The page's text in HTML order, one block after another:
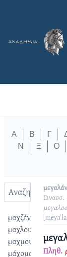
Α Β Γ
Ν
Ξ Ο
μαχζένι
μαχλουκάτι
μαχμουντιές
μάχομαι
Σινασσ.
Πληθ.